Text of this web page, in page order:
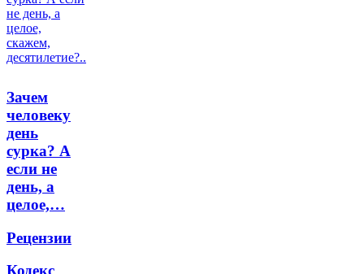
Зачем
человеку
день
сурка? А
если не
день, а
целое,…
Рецензии